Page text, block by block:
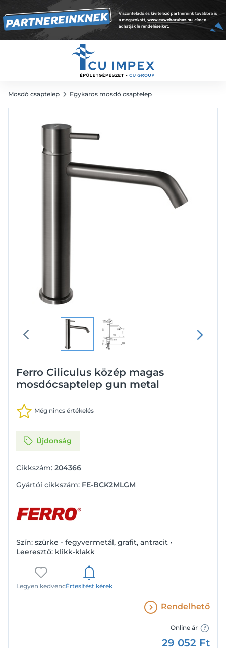
Mosdó csaptelep Egykaros mosdó csaptelep
Ferro Ciliculus közép magas
mosdócsaptelep gun metal
Még nincs értékelés
Újdonság
Cikkszám: 204366
Gyártói cikkszám: FE-BCK2MLGM
Szín: szürke - fegyvermetál, grafit, antracit •
Leeresztő: klikk-klakk
Legyen kedvencÉrtesítést kérek
Rendelhető
Online ár
29 052 Ft
29 052 Ft